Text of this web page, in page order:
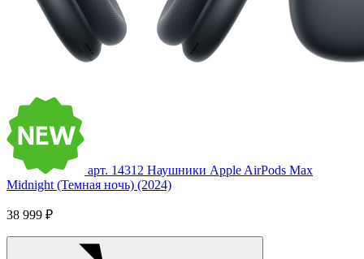
арт. 14312 Наушники Apple AirPods Max
Midnight (Темная ночь) (2024)
38 999 ₽